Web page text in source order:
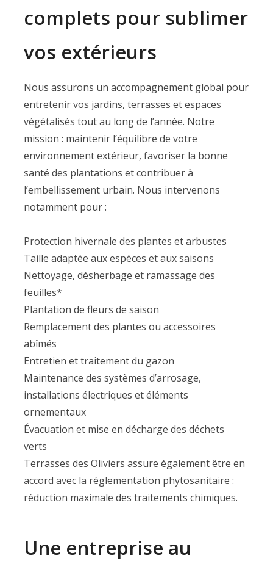
complets pour sublimer
vos extérieurs
Nous assurons un accompagnement global pour
entretenir vos jardins, terrasses et espaces
végétalisés tout au long de l’année. Notre
mission : maintenir l’équilibre de votre
environnement extérieur, favoriser la bonne
santé des plantations et contribuer à
l’embellissement urbain. Nous intervenons
notamment pour :
Protection hivernale des plantes et arbustes
Taille adaptée aux espèces et aux saisons
Nettoyage, désherbage et ramassage des
feuilles*
Plantation de fleurs de saison
Remplacement des plantes ou accessoires
abîmés
Entretien et traitement du gazon
Maintenance des systèmes d’arrosage,
installations électriques et éléments
ornementaux
Évacuation et mise en décharge des déchets
verts
Terrasses des Oliviers assure également être en
accord avec la réglementation phytosanitaire :
réduction maximale des traitements chimiques.
Une entreprise au